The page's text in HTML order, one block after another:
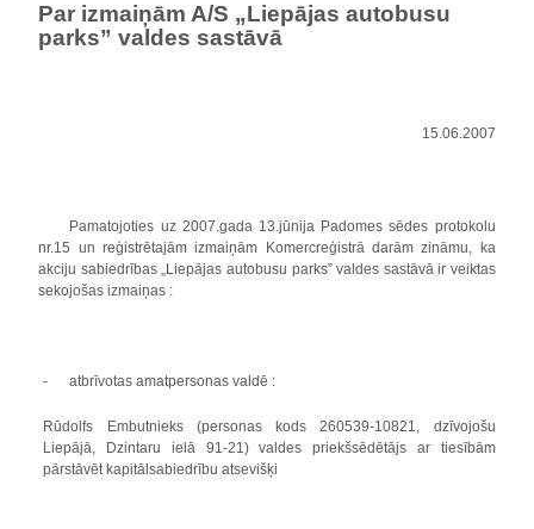
Par izmaiņām A/S „Liepājas autobusu
parks” valdes sastāvā
15.06.2007
Pamatojoties uz 2007.gada 13.jūnija Padomes sēdes protokolu
nr.15 un reģistrētajām izmaiņām Komercreģistrā darām zināmu, ka
akciju sabiedrības „Liepājas autobusu parks” valdes sastāvā ir veiktas
sekojošas izmaiņas :
- atbrīvotas amatpersonas valdē :
Rūdolfs Embutnieks (personas kods 260539-10821, dzīvojošu
Liepājā, Dzintaru ielā 91-21) valdes priekšsēdētājs ar tiesībām
pārstāvēt kapitālsabiedrību atsevišķi